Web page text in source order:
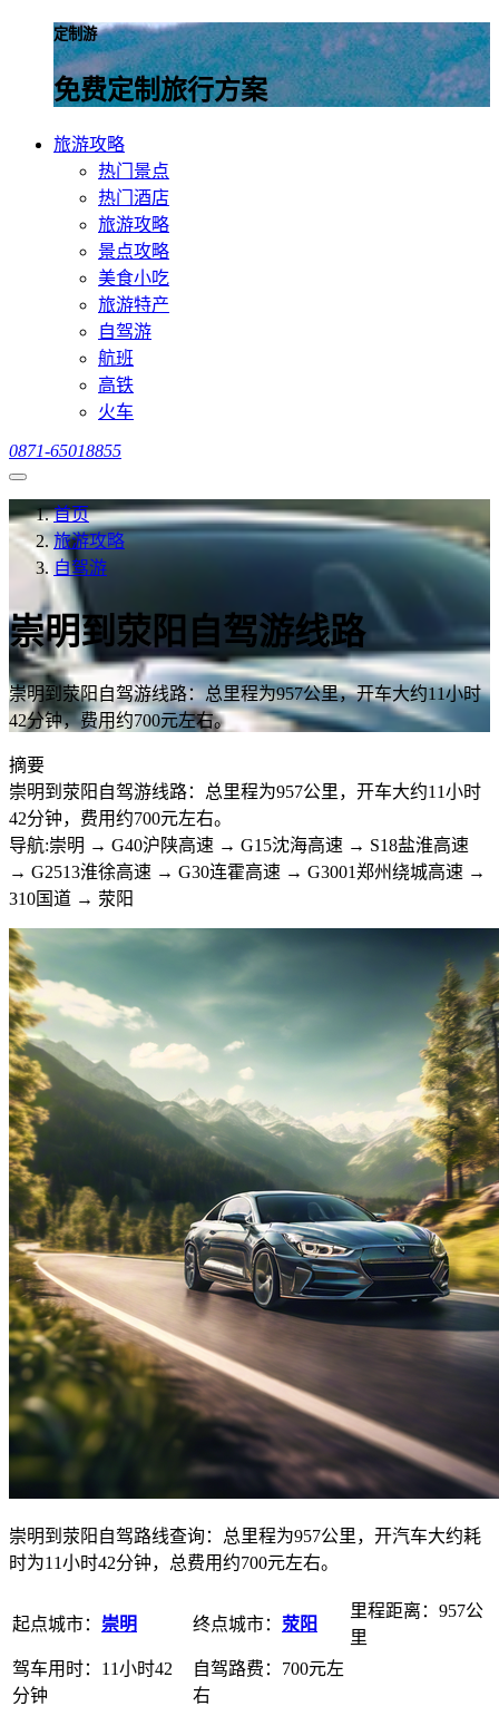
定制游
免费定制旅行方案
旅游攻略
热门景点
热门酒店
旅游攻略
景点攻略
美食小吃
旅游特产
自驾游
航班
高铁
火车
0871-65018855
首页
旅游攻略
自驾游
崇明到荥阳自驾游线路
崇明到荥阳自驾游线路：总里程为957公里，开车大约11小时
42分钟，费用约700元左右。
摘要
崇明到荥阳自驾游线路：总里程为957公里，开车大约11小时
42分钟，费用约700元左右。
导航:崇明 → G40沪陕高速 → G15沈海高速 → S18盐淮高速
→ G2513淮徐高速 → G30连霍高速 → G3001郑州绕城高速 →
310国道 → 荥阳
崇明到荥阳自驾路线查询：总里程为957公里，开汽车大约耗
时为11小时42分钟，总费用约700元左右。
起点城市： 崇明 终点城市： 荥阳
里程距离：957公
里
驾车用时：11小时42
分钟
自驾路费：700元左
右